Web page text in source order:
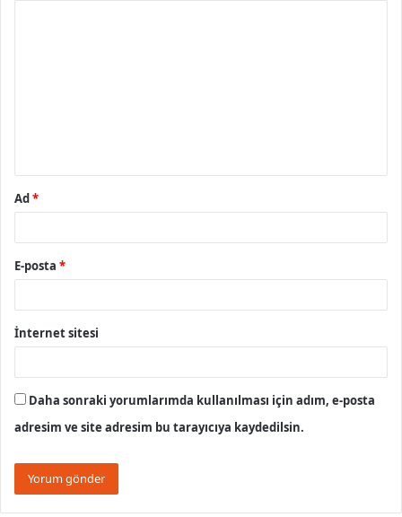
Ad*
E-posta *
İnternet sitesi
Daha sonraki yorumlarımda kullanılması için adım, e-posta
adresim ve site adresim bu tarayıcıya kaydedilsin.